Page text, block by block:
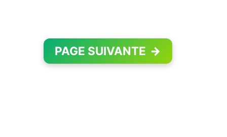
PAGE SUIVANTE →